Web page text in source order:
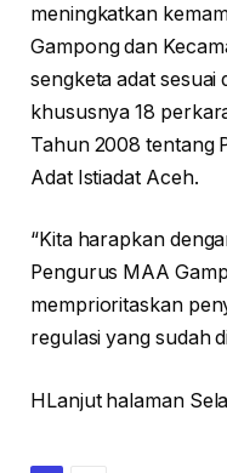
meningkatkan
Gampong dan
sengketa adat
khususnya 18
Tahun 2008 tentang
Adat Istiadat Aceh.
“Kita harapkan
Pengurus MAA
memprioritaskan
regulasi yang sudah
HLanjut halaman